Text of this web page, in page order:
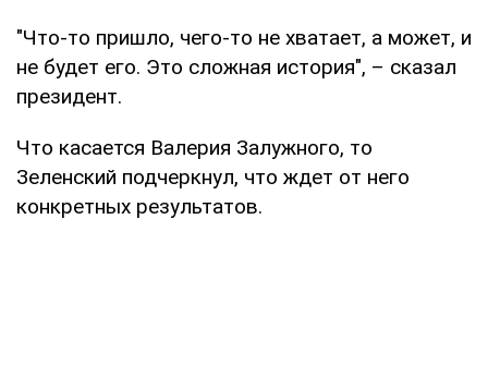
"Что-то пришло, чего-то не хватает, а может, и
не будет его. Это сложная история", – сказал
президент.
Что касается Валерия Залужного, то
Зеленский подчеркнул, что ждет от него
конкретных результатов.